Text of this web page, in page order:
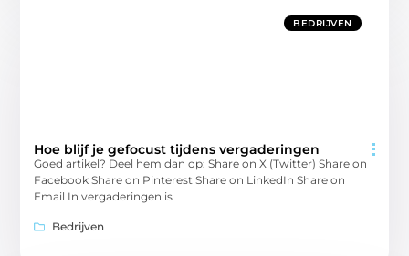
BEDRIJVEN
Hoe blijf je gefocust tijdens vergaderingen
Goed artikel? Deel hem dan op: Share on X (Twitter) Share on
Facebook Share on Pinterest Share on LinkedIn Share on
Email In vergaderingen is
Bedrijven